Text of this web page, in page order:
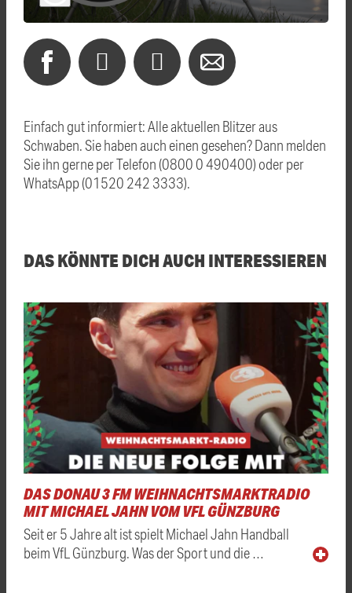
Einfach gut informiert: Alle aktuellen Blitzer aus
Schwaben. Sie haben auch einen gesehen? Dann melden
Sie ihn gerne per Telefon (0800 0 490400) oder per
WhatsApp (01520 242 3333).
DAS KÖNNTE DICH AUCH INTERESSIEREN
DAS DONAU 3 FM WEIHNACHTSMARKTRADIO
MIT MICHAEL JAHN VOM VFL GÜNZBURG
Seit er 5 Jahre alt ist spielt Michael Jahn Handball
beim VfL Günzburg. Was der Sport und die …